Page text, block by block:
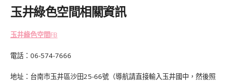
玉井綠色空間相關資訊
玉井綠色空間FB
電話：06-574-7666
地址：台南市玉井區沙田25-66號（導航請直接輸入玉井國中，然後照